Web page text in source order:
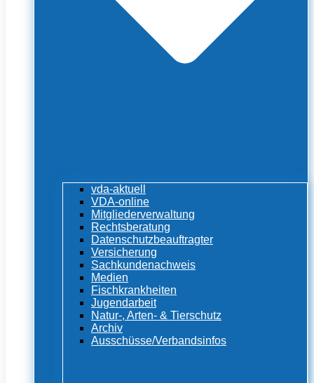
vda-aktuell
VDA-online
Mitgliederverwaltung
Rechtsberatung
Datenschutzbeauftragter
Versicherung
Sachkundenachweis
Medien
Fischkrankheiten
Jugendarbeit
Natur-, Arten- & Tierschutz
Archiv
Ausschüsse/Verbandsinfos